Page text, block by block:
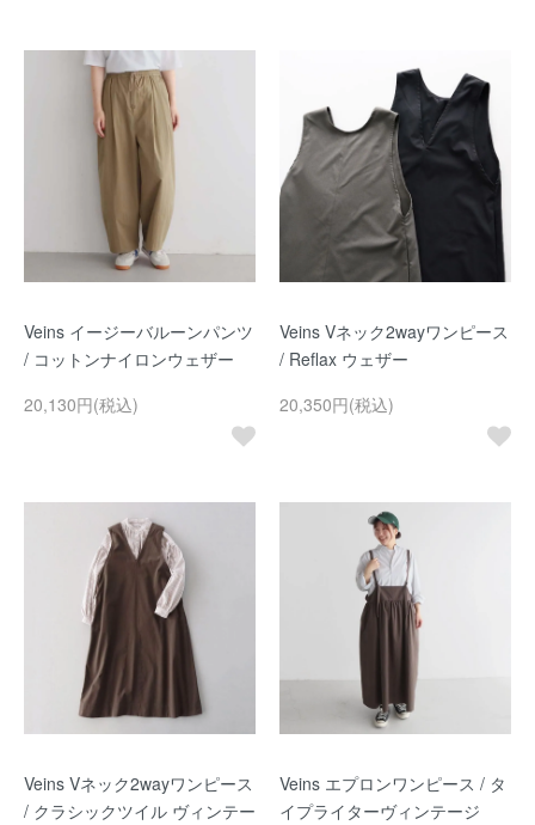
Veins イージーバルーンパンツ
/ コットンナイロンウェザー
20,130円(税込)
Veins Vネック2wayワンピース
/ Reflax ウェザー
20,350円(税込)
Veins Vネック2wayワンピース
/ クラシックツイル ヴィンテー
Veins エプロンワンピース / タ
イプライターヴィンテージ